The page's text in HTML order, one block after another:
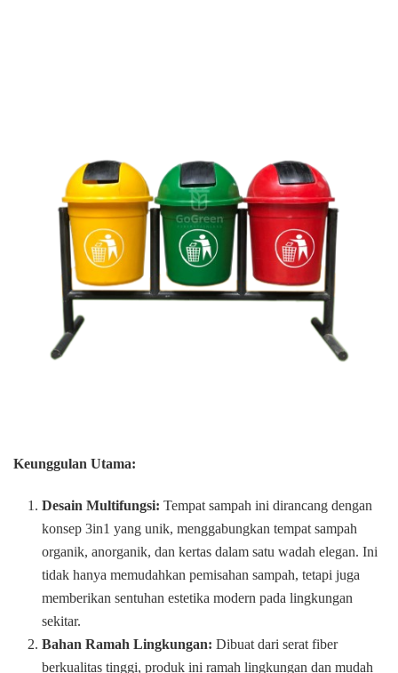
Keunggulan Utama:
Desain Multifungsi: Tempat sampah ini dirancang dengan
konsep 3in1 yang unik, menggabungkan tempat sampah
organik, anorganik, dan kertas dalam satu wadah elegan. Ini
tidak hanya memudahkan pemisahan sampah, tetapi juga
memberikan sentuhan estetika modern pada lingkungan
sekitar.
Bahan Ramah Lingkungan: Dibuat dari serat fiber
berkualitas tinggi, produk ini ramah lingkungan dan mudah